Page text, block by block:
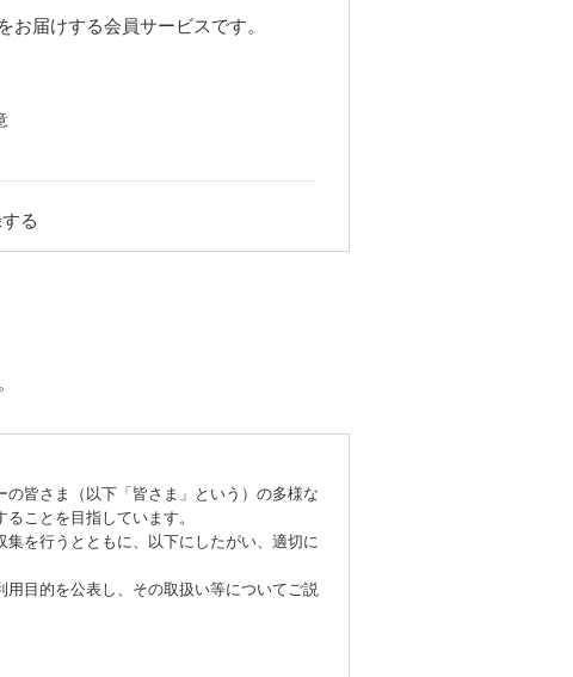
お届けする会員サービスです。
る
皆さま（以下「皆さま」という）の多様な
ことを目指しています。
を行うとともに、以下にしたがい、適切に
目的を公表し、その取扱い等についてご説